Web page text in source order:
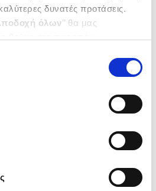
δυνατές προτάσεις.
όλων’’ θα μας
από τα παρακάτω με την
΄΄και να ενημερωθείτε σχετικά με